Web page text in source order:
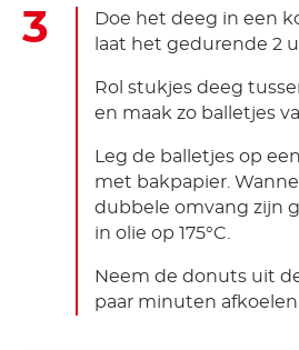
Doe het deeg in een
laat het gedurende 2
Rol stukjes deeg
en maak zo balletjes
Leg de balletjes op
met bakpapier.
dubbele omvang zijn
in olie op 175°C.
Neem de donuts uit
paar minuten